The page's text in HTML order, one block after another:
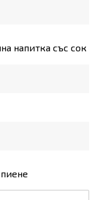
напитка със сок